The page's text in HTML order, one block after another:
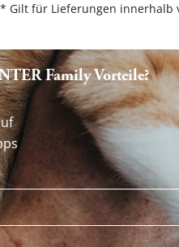
Gilt für Lieferungen innerhalb
Family Vorteile?